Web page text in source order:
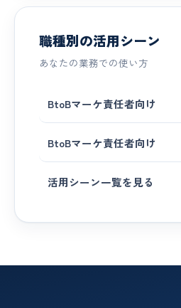
職種別の活用シーン
あなたの業務での使い方
BtoBマーケ責任者向け
BtoBマーケ責任者向け
活用シーン一覧を見る